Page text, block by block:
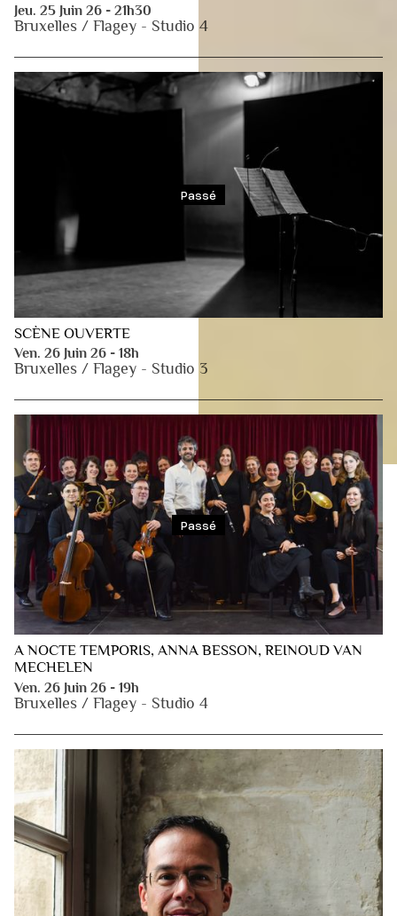
Jeu. 25 Juin 26 - 21h30
Bruxelles / Flagey - Studio 4
Passé
SCÈNE OUVERTE
Ven. 26 Juin 26 - 18h
Bruxelles / Flagey - Studio 3
Passé
A NOCTE TEMPORIS, ANNA BESSON, REINOUD VAN
MECHELEN
Ven. 26 Juin 26 - 19h
Bruxelles / Flagey - Studio 4